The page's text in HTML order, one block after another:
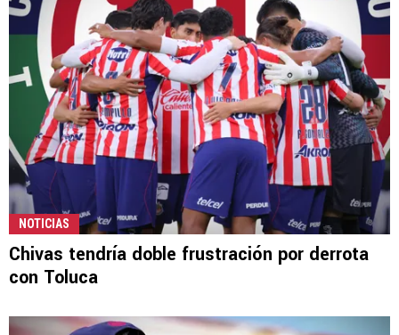
NOTICIAS
Chivas tendría doble frustración por derrota
con Toluca